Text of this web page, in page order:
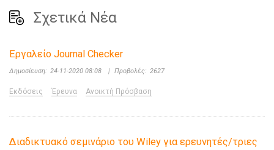
Σχετικά Νέα
Εργαλείο Journal Checker
Δημοσίευση: 24-11-2020 08:08 | Προβολές: 2627
Εκδόσεις Έρευνα Ανοικτή Πρόσβαση
Διαδικτυακό σεμινάριο του Wiley για ερευνητές/τριες